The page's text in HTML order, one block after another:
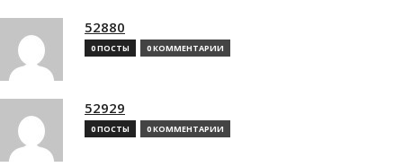
52880
0 ПОСТЫ 0 КОММЕНТАРИИ
52929
0 ПОСТЫ 0 КОММЕНТАРИИ